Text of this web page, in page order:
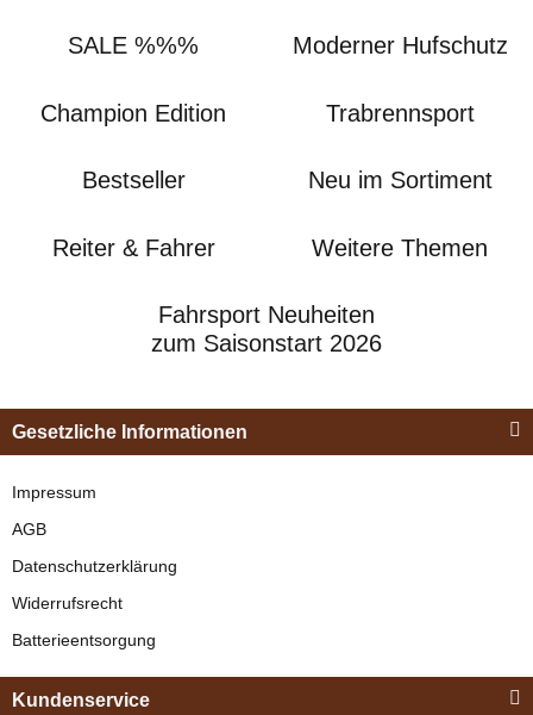
SALE %%% Moderner Hufschutz
Champion Edition Trabrennsport
Bestseller Neu im Sortiment
Reiter & Fahrer Weitere Themen
Fahrsport Neuheiten
zum Saisonstart 2026
Gesetzliche Informationen
Impressum
AGB
Datenschutzerklärung
Widerrufsrecht
Batterieentsorgung
Kundenservice